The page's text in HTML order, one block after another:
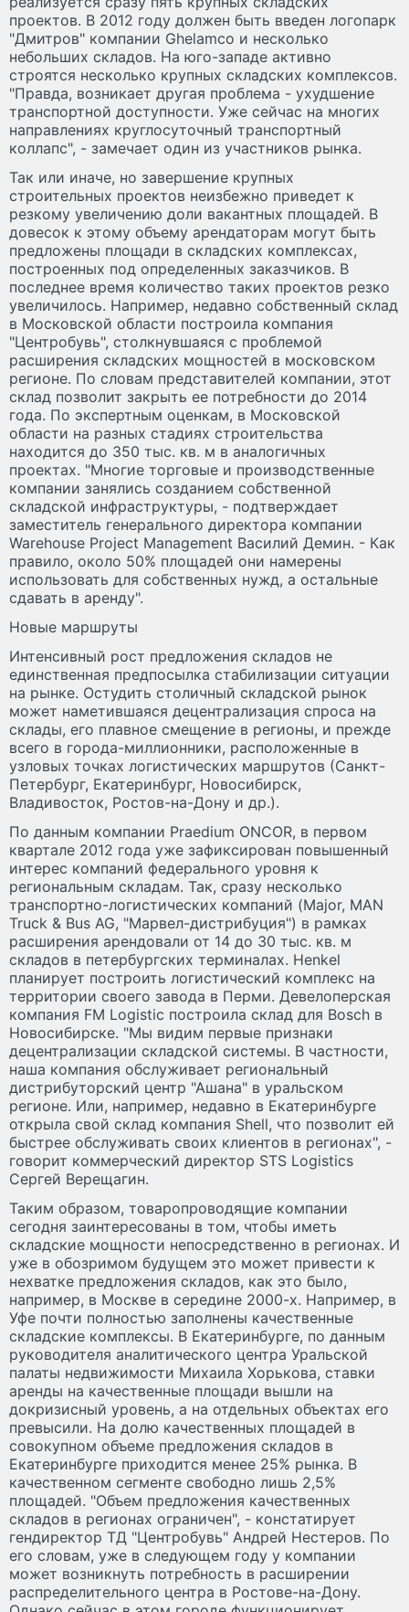
проектов. В 2012 году должен быть введен логопарк
"Дмитров" компании Ghelamco и несколько
небольших складов. На юго-западе активно
строятся несколько крупных складских комплексов.
"Правда, возникает другая проблема - ухудшение
транспортной доступности. Уже сейчас на многих
направлениях круглосуточный транспортный
коллапс", - замечает один из участников рынка.
Так или иначе, но завершение крупных
строительных проектов неизбежно приведет к
резкому увеличению доли вакантных площадей. В
довесок к этому объему арендаторам могут быть
предложены площади в складских комплексах,
построенных под определенных заказчиков. В
последнее время количество таких проектов резко
увеличилось. Например, недавно собственный склад
в Московской области построила компания
"Центробувь", столкнувшаяся с проблемой
расширения складских мощностей в московском
регионе. По словам представителей компании, этот
склад позволит закрыть ее потребности до 2014
года. По экспертным оценкам, в Московской
области на разных стадиях строительства
находится до 350 тыс. кв. м в аналогичных
проектах. "Многие торговые и производственные
компании занялись созданием собственной
складской инфраструктуры, - подтверждает
заместитель генерального директора компании
Warehouse Project Management Василий Демин. - Как
правило, около 50% площадей они намерены
использовать для собственных нужд, а остальные
сдавать в аренду".
Новые маршруты
Интенсивный рост предложения складов не
единственная предпосылка стабилизации ситуации
на рынке. Остудить столичный складской рынок
может наметившаяся децентрализация спроса на
склады, его плавное смещение в регионы, и прежде
всего в города-миллионники, расположенные в
узловых точках логистических маршрутов (Санкт-
Петербург, Екатеринбург, Новосибирск,
Владивосток, Ростов-на-Дону и др.).
По данным компании Praedium ONCOR, в первом
квартале 2012 года уже зафиксирован повышенный
интерес компаний федерального уровня к
региональным складам. Так, сразу несколько
транспортно-логистических компаний (Major, MAN
Truck & Bus AG, "Марвел-дистрибуция") в рамках
расширения арендовали от 14 до 30 тыс. кв. м
складов в петербургских терминалах. Henkel
планирует построить логистический комплекс на
территории своего завода в Перми. Девелоперская
компания FM Logistic построила склад для Bosch в
Новосибирске. "Мы видим первые признаки
децентрализации складской системы. В частности,
наша компания обслуживает региональный
дистрибуторский центр "Ашана" в уральском
регионе. Или, например, недавно в Екатеринбурге
открыла свой склад компания Shell, что позволит ей
быстрее обслуживать своих клиентов в регионах", -
говорит коммерческий директор STS Logistics
Сергей Верещагин.
Таким образом, товаропроводящие компании
сегодня заинтересованы в том, чтобы иметь
складские мощности непосредственно в регионах. И
уже в обозримом будущем это может привести к
нехватке предложения складов, как это было,
например, в Москве в середине 2000-х. Например, в
Уфе почти полностью заполнены качественные
складские комплексы. В Екатеринбурге, по данным
руководителя аналитического центра Уральской
палаты недвижимости Михаила Хорькова, ставки
аренды на качественные площади вышли на
докризисный уровень, а на отдельных объектах его
превысили. На долю качественных площадей в
совокупном объеме предложения складов в
Екатеринбурге приходится менее 25% рынка. В
качественном сегменте свободно лишь 2,5%
площадей. "Объем предложения качественных
складов в регионах ограничен", - констатирует
гендиректор ТД "Центробувь" Андрей Нестеров. По
его словам, уже в следующем году у компании
может возникнуть потребность в расширении
распределительного центра в Ростове-на-Дону.